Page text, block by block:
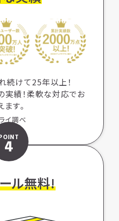
続けて25年以上！
績！柔軟な対応でお
す。
イ調べ
4
ル無料!